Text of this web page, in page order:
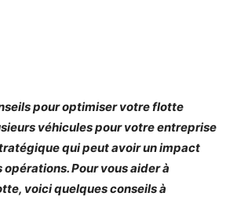
pour optimiser votre flotte
véhicules pour votre entreprise
qui peut avoir un impact
Pour vous aider à
voici quelques conseils à